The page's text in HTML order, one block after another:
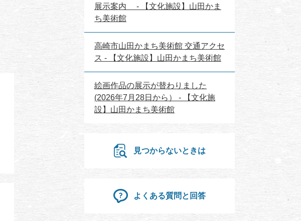
展示案内 - 【文化施設】山田かま
ち美術館
高崎市山田かまち美術館 交通アクセ
ス - 【文化施設】山田かまち美術館
絵画作品の展示が替わりました
(2026年7月28日から） - 【文化施
設】山田かまち美術館
見つからないときは
よくある質問と回答